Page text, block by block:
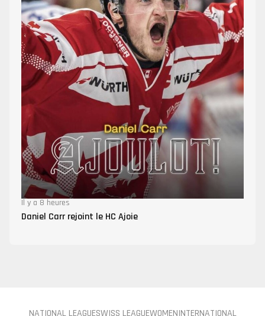
Il y a 8 heures
Daniel Carr rejoint le HC Ajoie
NATIONAL LEAGUESWISS LEAGUEWOMENINTERNATIONAL